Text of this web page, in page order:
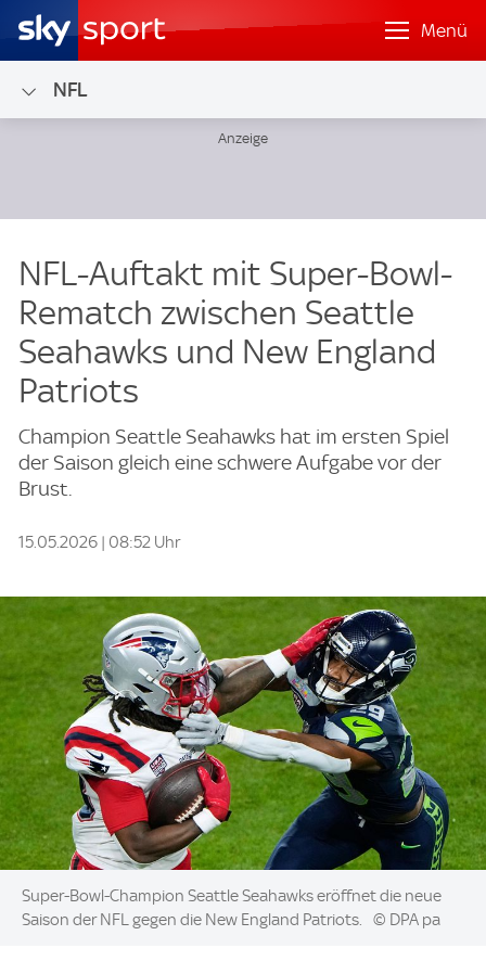
Menü
NFL
NFL-Auftakt mit Super-Bowl-
Rematch zwischen Seattle
Seahawks und New England
Patriots
Champion Seattle Seahawks hat im ersten Spiel
der Saison gleich eine schwere Aufgabe vor der
Brust.
15.05.2026 | 08:52 Uhr
Image:
Super-Bowl-Champion Seattle Seahawks eröffnet die neue
Saison der NFL gegen die New England Patriots.
© DPA pa